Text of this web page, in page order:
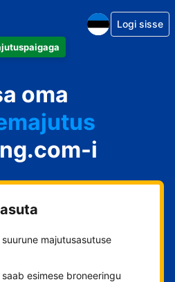
Logi sisse
oma
i
majutusasutuse
esimese broneeringu